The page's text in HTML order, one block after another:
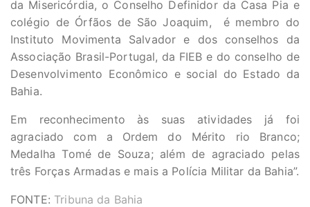
da Misericórdia, o Conselho Definidor da Casa Pia e
colégio de Órfãos de São Joaquim, é membro do
Instituto Movimenta Salvador e dos conselhos da
Associação Brasil-Portugal, da FIEB e do conselho de
Desenvolvimento Econômico e social do Estado da
Bahia.
Em reconhecimento às suas atividades já foi
agraciado com a Ordem do Mérito rio Branco;
Medalha Tomé de Souza; além de agraciado pelas
três Forças Armadas e mais a Polícia Militar da Bahia”.
FONTE: Tribuna da Bahia